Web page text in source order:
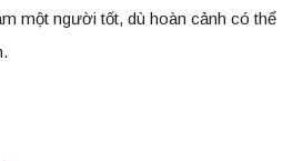
một người tốt, dù hoàn cảnh có thể